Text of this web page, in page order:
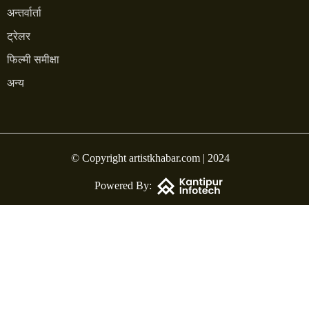
अन्तर्वार्ता
ट्रेलर
फिल्मी समीक्षा
अन्य
© Copyright artistkhabar.com | 2024
Powered By: